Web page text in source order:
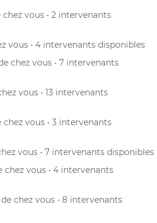
chez vous • 2 intervenants
vous • 4 intervenants disponibles
de chez vous • 7 intervenants
vous • 13 intervenants
chez vous • 3 intervenants
vous • 7 intervenants disponibles
chez vous • 4 intervenants
de chez vous • 8 intervenants